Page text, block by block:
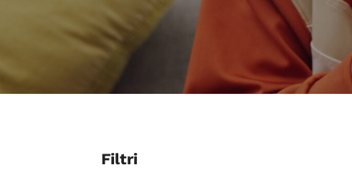
Filtri